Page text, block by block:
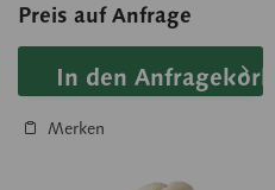
Preis auf Anfrage
In den Anfragekorb
Merken